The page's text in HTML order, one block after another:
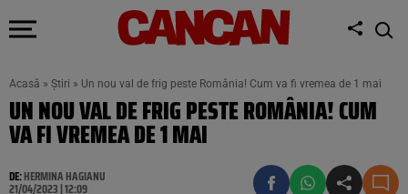
Acasă » Știri » Un nou val de frig peste România! Cum va fi vremea de 1 mai
UN NOU VAL DE FRIG PESTE ROMÂNIA! CUM
VA FI VREMEA DE 1 MAI
DE:HERMINA HAGIANU
21/04/2023 | 12:09